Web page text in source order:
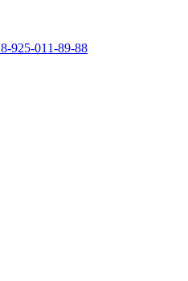
8-925-011-89-88